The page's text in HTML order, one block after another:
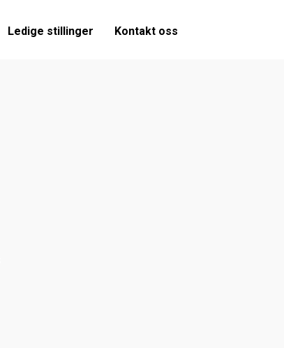
Ledige stillinger Kontakt oss